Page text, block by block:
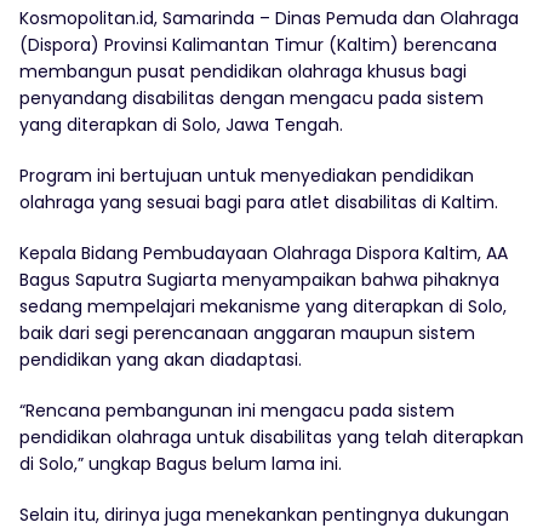
Kosmopolitan.id, Samarinda – Dinas Pemuda dan Olahraga
(Dispora) Provinsi Kalimantan Timur (Kaltim) berencana
membangun pusat pendidikan olahraga khusus bagi
penyandang disabilitas dengan mengacu pada sistem
yang diterapkan di Solo, Jawa Tengah.
Program ini bertujuan untuk menyediakan pendidikan
olahraga yang sesuai bagi para atlet disabilitas di Kaltim.
Kepala Bidang Pembudayaan Olahraga Dispora Kaltim, AA
Bagus Saputra Sugiarta menyampaikan bahwa pihaknya
sedang mempelajari mekanisme yang diterapkan di Solo,
baik dari segi perencanaan anggaran maupun sistem
pendidikan yang akan diadaptasi.
“Rencana pembangunan ini mengacu pada sistem
pendidikan olahraga untuk disabilitas yang telah diterapkan
di Solo,” ungkap Bagus belum lama ini.
Selain itu, dirinya juga menekankan pentingnya dukungan